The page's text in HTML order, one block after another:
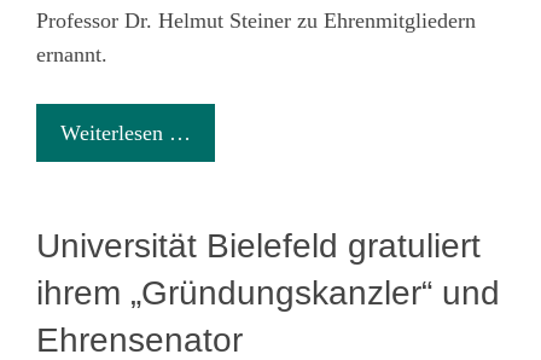
Professor Dr. Helmut Steiner zu Ehrenmitgliedern
ernannt.
Weiterlesen …
Universität Bielefeld gratuliert
ihrem „Gründungskanzler“ und
Ehrensenator